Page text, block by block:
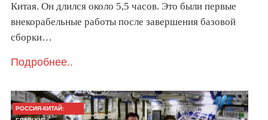
Китая. Он длился около 5,5 часов. Это были первые
внекорабельные работы после завершения базовой
сборки…
Подробнее..
РОССИЯ-КИТАЙ: